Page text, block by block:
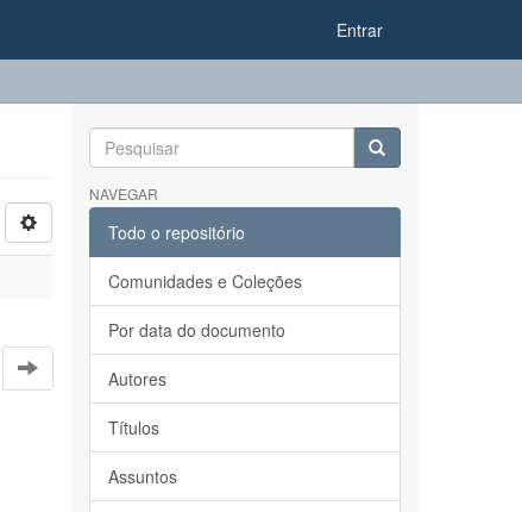
Entrar
NAVEGAR
Todo o repositório
Comunidades e Coleções
Por data do documento
Autores
Títulos
Assuntos